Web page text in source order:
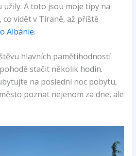
užily. A toto jsou moje tipy na
co vidět v Tiraně, až příště
Albánie.
hlavních pamětihodností
stačit několik hodin.
na poslední noc pobytu,
poznat nejenom za dne, ale